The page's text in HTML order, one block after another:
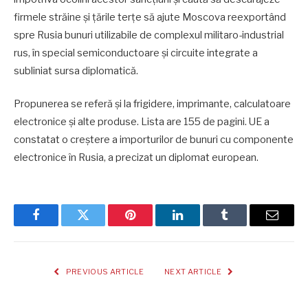
firmele străine şi ţările terţe să ajute Moscova reexportând
spre Rusia bunuri utilizabile de complexul militaro-industrial
rus, în special semiconductoare şi circuite integrate a
subliniat sursa diplomatică.
Propunerea se referă şi la frigidere, imprimante, calculatoare
electronice şi alte produse. Lista are 155 de pagini. UE a
constatat o creştere a importurilor de bunuri cu componente
electronice în Rusia, a precizat un diplomat european.
FacebookTwitter Pinterest LinkedInTumblr Email
PREVIOUS ARTICLE NEXT ARTICLE